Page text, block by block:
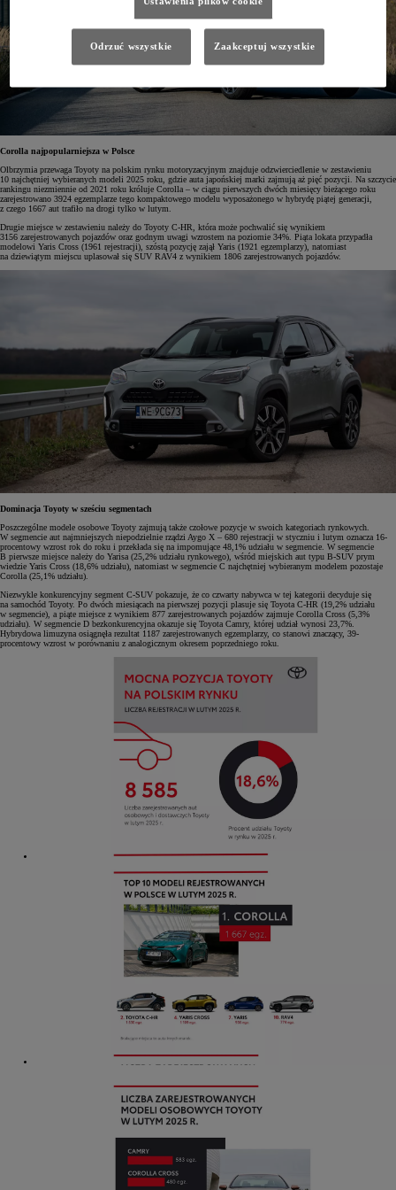
Corolla najpopularniejsza w Polsce
Olbrzymia przewaga Toyoty na polskim rynku motoryzacyjnym znajduje odzwierciedlenie w zestawieniu
10 najchętniej wybieranych modeli 2025 roku, gdzie auta japońskiej marki zajmują aż pięć pozycji. Na szczycie
rankingu niezmiennie od 2021 roku króluje Corolla – w ciągu pierwszych dwóch miesięcy bieżącego roku
zarejestrowano 3924 egzemplarze tego kompaktowego modelu wyposażonego w hybrydę piątej generacji,
z czego 1667 aut trafiło na drogi tylko w lutym.
Drugie miejsce w zestawieniu należy do Toyoty C-HR, która może pochwalić się wynikiem
3156 zarejestrowanych pojazdów oraz godnym uwagi wzrostem na poziomie 34%. Piąta lokata przypadła
modelowi Yaris Cross (1961 rejestracji), szóstą pozycję zajął Yaris (1921 egzemplarzy), natomiast
na dziewiątym miejscu uplasował się SUV RAV4 z wynikiem 1806 zarejestrowanych pojazdów.
Dominacja Toyoty w sześciu segmentach
Poszczególne modele osobowe Toyoty zajmują także czołowe pozycje w swoich kategoriach rynkowych.
W segmencie aut najmniejszych niepodzielnie rządzi Aygo X – 680 rejestracji w styczniu i lutym oznacza 16-
procentowy wzrost rok do roku i przekłada się na impomujące 48,1% udziału w segmencie. W segmencie
B pierwsze miejsce należy do Yarisa (25,2% udziału rynkowego), wśród miejskich aut typu B-SUV prym
wiedzie Yaris Cross (18,6% udziału), natomiast w segmencie C najchętniej wybieranym modelem pozostaje
Corolla (25,1% udziału).
Niezwykle konkurencyjny segment C-SUV pokazuje, że co czwarty nabywca w tej kategorii decyduje się
na samochód Toyoty. Po dwóch miesiącach na pierwszej pozycji plasuje się Toyota C-HR (19,2% udziału
w segmencie), a piąte miejsce z wynikiem 877 zarejestrowanych pojazdów zajmuje Corolla Cross (5,3%
udziału). W segmencie D bezkonkurencyjna okazuje się Toyota Camry, której udział wynosi 23,7%.
Hybrydowa limuzyna osiągnęła rezultat 1187 zarejestrowanych egzemplarzy, co stanowi znaczący, 39-
procentowy wzrost w porównaniu z analogicznym okresem poprzedniego roku.
Odrzuć wszystkie Zaakceptuj wszystkie